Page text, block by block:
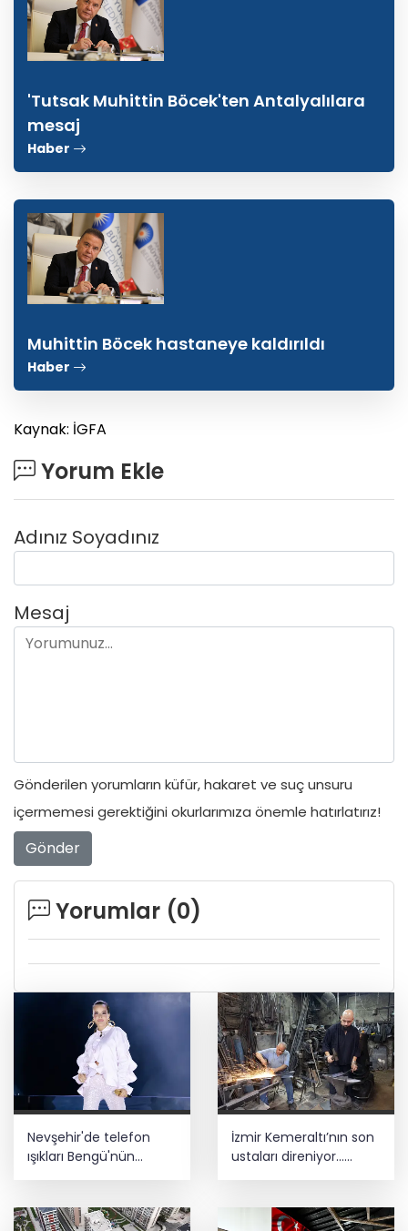
'Tutsak Muhittin Böcek'ten Antalyalılara
mesaj
Haber
Muhittin Böcek hastaneye kaldırıldı
Haber
Kaynak: İGFA
Yorum Ekle
Adınız Soyadınız
Mesaj
Gönderilen yorumların küfür, hakaret ve suç unsuru
içermemesi gerektiğini okurlarımıza önemle hatırlatırız!
Gönder
Yorumlar (0)
Nevşehir'de telefon
ışıkları Bengü'nün
şarkılarına eşlik etti
İzmir Kemeraltı’nın son
ustaları direniyor...
Çekiç sesleriyle